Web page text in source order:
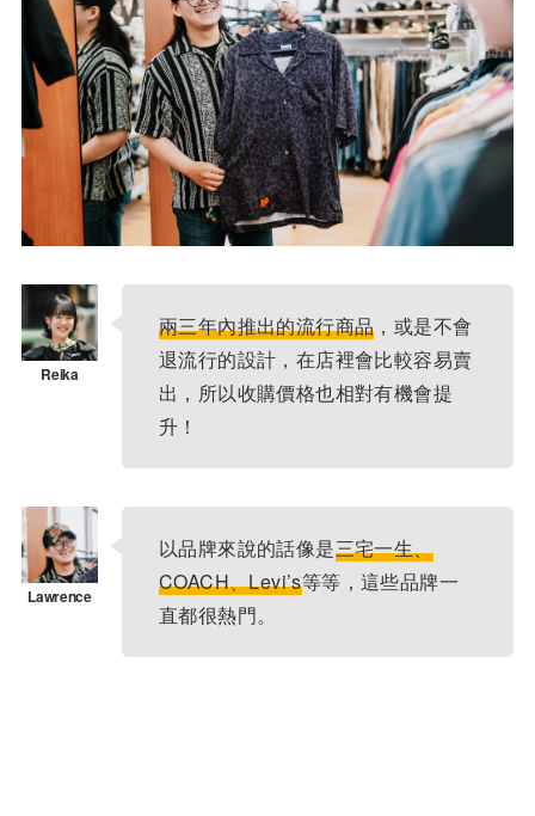
兩三年內推出的流行商品 ，或是不會
退流行的設計，在店裡會比較容易賣
出，所以收購價格也相對有機會提
升！
以品牌來說的話像是三宅一生、
COACH、Levi’s等等，這些品牌一
直都很熱門。